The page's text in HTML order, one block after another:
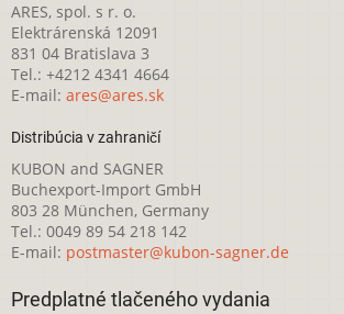
ARES, spol. s r. o.
Elektrárenská 12091
831 04 Bratislava 3
Tel.: +4212 4341 4664
E-mail: ares@ares.sk
Distribúcia v zahraničí
KUBON and SAGNER
Buchexport-Import GmbH
803 28 München, Germany
Tel.: 0049 89 54 218 142
E-mail: postmaster@kubon-sagner.de
Predplatné tlačeného vydania